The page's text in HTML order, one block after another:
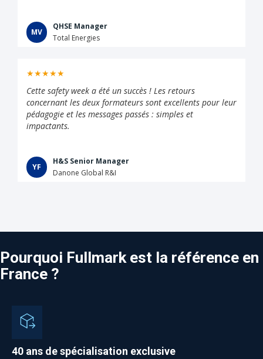
MV
QHSE Manager
Total Energies
★★★★★
Cette safety week a été un succès ! Les retours
concernant les deux formateurs sont excellents pour leur
pédagogie et les messages passés : simples et
impactants.
YF
H&S Senior Manager
Danone Global R&I
Pourquoi Fullmark est la référence en
France ?
40 ans de spécialisation exclusive